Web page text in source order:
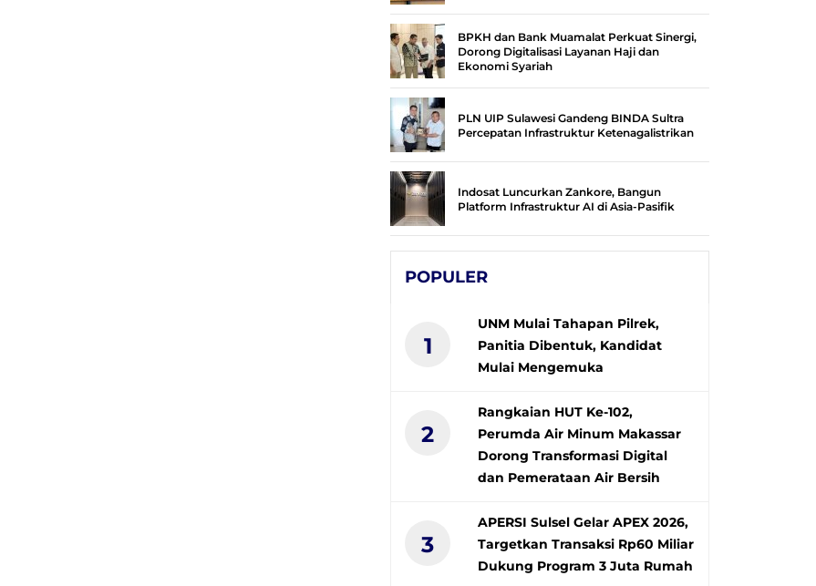
BPKH dan Bank Muamalat Perkuat Sinergi,
Dorong Digitalisasi Layanan Haji dan
Ekonomi Syariah
PLN UIP Sulawesi Gandeng BINDA Sultra
Percepatan Infrastruktur Ketenagalistrikan
Indosat Luncurkan Zankore, Bangun
Platform Infrastruktur AI di Asia-Pasifik
POPULER
1
UNM Mulai Tahapan Pilrek,
Panitia Dibentuk, Kandidat
Mulai Mengemuka
2
Rangkaian HUT Ke-102,
Perumda Air Minum Makassar
Dorong Transformasi Digital
dan Pemerataan Air Bersih
3
APERSI Sulsel Gelar APEX 2026,
Targetkan Transaksi Rp60 Miliar
Dukung Program 3 Juta Rumah